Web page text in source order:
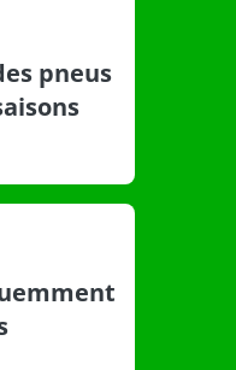
pneus